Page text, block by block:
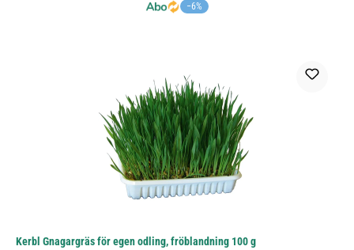
−6%
Kerbl Gnagargräs för egen odling, fröblandning 100 g